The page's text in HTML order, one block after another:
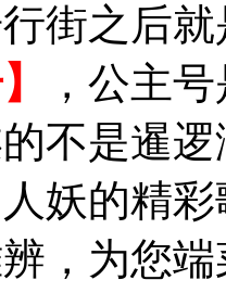
街之后
，公主
不是暹
妖的精
，为您